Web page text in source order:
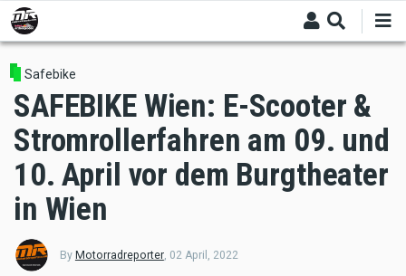
Skip
to
main
content
Safebike
SAFEBIKE Wien: E-Scooter &
Stromrollerfahren am 09. und
10. April vor dem Burgtheater
in Wien
By Motorradreporter, 02 April, 2022